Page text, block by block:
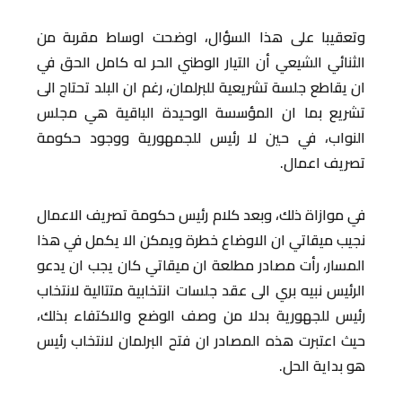
وتعقيبا على هذا السؤال، اوضحت اوساط مقربة من
الثنائي الشيعي أن التيار الوطني الحر له كامل الحق في
ان يقاطع جلسة تشريعية للبرلمان، رغم ان البلد تحتاج الى
تشريع بما ان المؤسسة الوحيدة الباقية هي مجلس
النواب، في حين لا رئيس للجمهورية ووجود حكومة
تصريف اعمال.
في موازاة ذلك، وبعد كلام رئيس حكومة تصريف الاعمال
نجيب ميقاتي ان الاوضاع خطرة ويمكن الا يكمل في هذا
المسار، رأت مصادر مطلعة ان ميقاتي كان يجب ان يدعو
الرئيس نبيه بري الى عقد جلسات انتخابية متتالية لانتخاب
رئيس للجهورية بدلا من وصف الوضع والاكتفاء بذلك،
حيث اعتبرت هذه المصادر ان فتح البرلمان لانتخاب رئيس
هو بداية الحل.